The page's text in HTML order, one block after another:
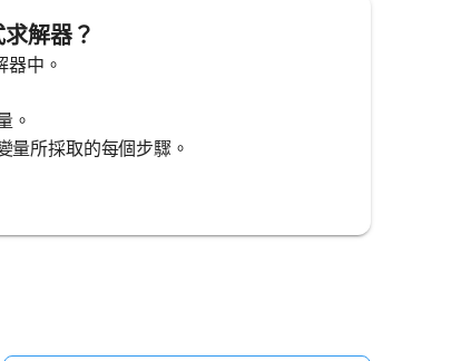
解器？
器中。
。
量所採取的每個步驟。